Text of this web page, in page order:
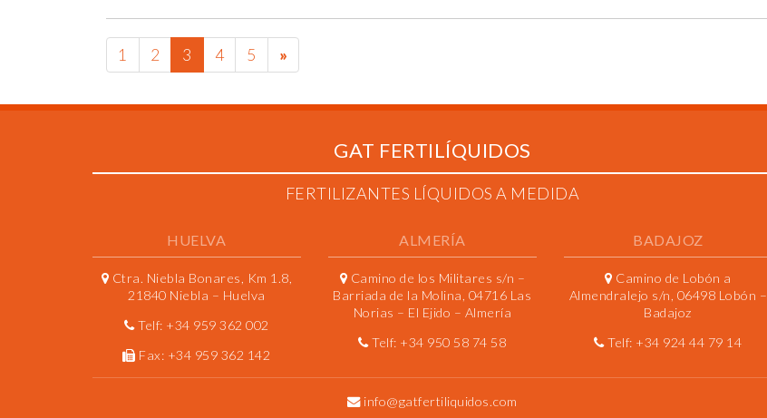
1 2 3 4 5 »
PAGE
GAT FERTILÍQUIDOS
FERTILIZANTES LÍQUIDOS A MEDIDA
HUELVA
Ctra. Niebla Bonares, Km 1.8,
21840 Niebla – Huelva
Telf: +34 959 362 002
Fax: +34 959 362 142
ALMERÍA
Camino de los Militares s/n –
Barriada de la Molina, 04716 Las
Norias – El Ejido – Almería
Telf: +34 950 58 74 58
BADAJOZ
Camino de Lobón a
Almendralejo s/n, 06498 Lobón –
Badajoz
Telf: +34 924 44 79 14
info@gatfertiliquidos.com